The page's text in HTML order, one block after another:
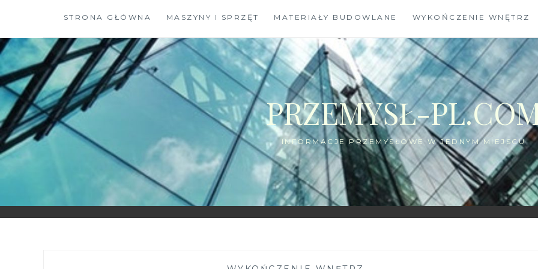
content
STRONA GŁÓWNA MASZYNY I SPRZĘT MATERIAŁY BUDOWLANE WYKOŃCZENIE WNĘTRZ
PRZEMYSŁ-
INFORMACJE PRZEMYSŁOWE W JEDNYM MIEJSCU